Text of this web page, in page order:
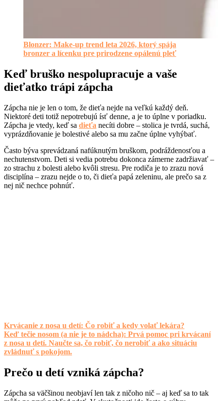
Blonzer: Make-up trend leta 2026, ktorý spája
bronzer a lícenku pre prirodzene opálenú pleť
Keď bruško nespolupracuje a vaše
dieťatko trápi zápcha
Zápcha nie je len o tom, že dieťa nejde na veľkú každý deň.
Niektoré deti totiž nepotrebujú ísť denne, a je to úplne v poriadku.
Zápcha je vtedy, keď sa dieťa necíti dobre – stolica je tvrdá, suchá,
vyprázdňovanie je bolestivé alebo sa mu začne úplne vyhýbať.
Často býva sprevádzaná nafúknutým bruškom, podráždenosťou a
nechutenstvom. Deti si vedia potrebu dokonca zámerne zadržiavať –
zo strachu z bolesti alebo kvôli stresu. Pre rodiča je to zrazu nová
disciplína – zrazu nejde o to, či dieťa papá zeleninu, ale prečo sa z
nej nič nechce pohnúť.
Krvácanie z nosa u detí: Čo robiť a kedy volať lekára?
Keď tečie nosom (a nie je to nádcha): Prvá pomoc pri krvácaní
z nosa u detí. Naučte sa, čo robiť, čo nerobiť a ako situáciu
zvládnuť s pokojom.
Prečo u detí vzniká zápcha?
Zápcha sa väčšinou neobjaví len tak z ničoho nič – aj keď sa to tak